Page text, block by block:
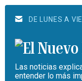
DE LUNES A
Las noticias
entender lo más